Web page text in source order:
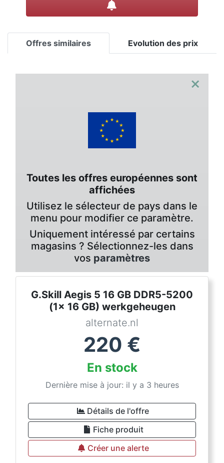
Offres similaires Evolution des prix
×
Toutes les offres européennes sont
affichées
Utilisez le sélecteur de pays dans le
menu pour modifier ce paramètre.
Uniquement intéressé par certains
magasins ? Sélectionnez-les dans
vos paramètres
G.Skill Aegis 5 16 GB DDR5-5200
(1x 16 GB) werkgeheugen
alternate.nl
220 €
En stock
Dernière mise à jour: il y a 3 heures
Détails de l'offre
Fiche produit
Créer une alerte